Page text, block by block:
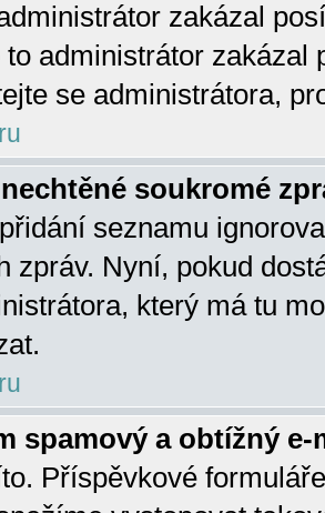
zakázal
administrátor zakázal
se administrátora,
soukromé
seznamu
zpráv. Nyní, pokud
který má tu
spamový a obtížný
Příspěvkové